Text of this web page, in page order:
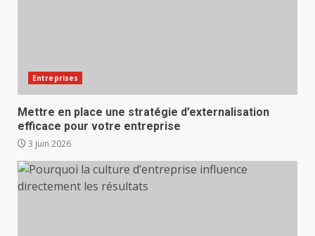
Entreprises
Mettre en place une stratégie d’externalisation
efficace pour votre entreprise
3 juin 2026